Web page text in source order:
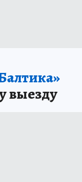
выезду